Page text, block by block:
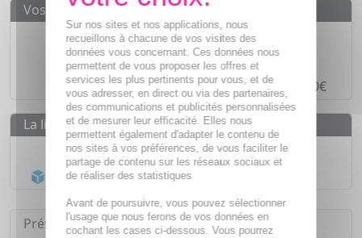
Vos avantages
Des prixIMBATTABLES
Paiement en ligneSÉCURISÉ
Paiement en4 fois sans fraisà partir de 30€
La livraison
Livraison gratuite dès55€
Acheminement Chronopost
Présentation
Sur nos sites et nos applications, nous
recueillons à chacune de vos visites des
données vous concernant. Ces données nous
permettent de vous proposer les offres et
services les plus pertinents pour vous, et de
vous adresser, en direct ou via des partenaires,
des communications et publicités personnalisées
et de mesurer leur efficacité. Elles nous
permettent également d'adapter le contenu de
nos sites à vos préférences, de vous faciliter le
partage de contenu sur les réseaux sociaux et
de réaliser des statistiques
Avant de poursuivre, vous pouvez sélectionner
l'usage que nous ferons de vos données en
cochant les cases ci-dessous. Vous pourrez